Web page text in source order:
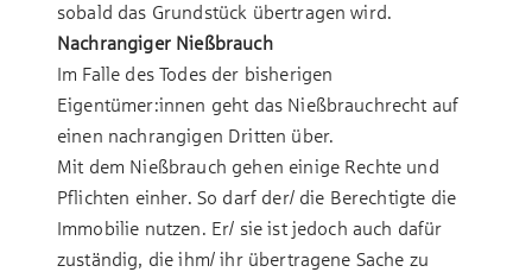
sobald das Grundstück übertragen wird.
Nachrangiger Nießbrauch
Im Falle des Todes der bisherigen
Eigentümer:innen geht das Nießbrauchrecht auf
einen nachrangigen Dritten über.
Mit dem Nießbrauch gehen einige Rechte und
Pflichten einher. So darf der/ die Berechtigte die
Immobilie nutzen. Er/ sie ist jedoch auch dafür
zuständig, die ihm/ ihr übertragene Sache zu